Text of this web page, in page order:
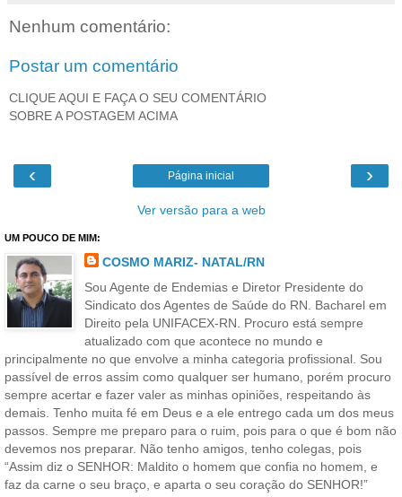
Nenhum comentário:
Postar um comentário
CLIQUE AQUI E FAÇA O SEU COMENTÁRIO
SOBRE A POSTAGEM ACIMA
‹ ›
Página inicial
Ver versão para a web
UM POUCO DE MIM:
COSMO MARIZ- NATAL/RN
Sou Agente de Endemias e Diretor Presidente do
Sindicato dos Agentes de Saúde do RN. Bacharel em
Direito pela UNIFACEX-RN. Procuro está sempre
atualizado com que acontece no mundo e
principalmente no que envolve a minha categoria profissional. Sou
passível de erros assim como qualquer ser humano, porém procuro
sempre acertar e fazer valer as minhas opiniões, respeitando às
demais. Tenho muita fé em Deus e a ele entrego cada um dos meus
passos. Sempre me preparo para o ruim, pois para o que é bom não
devemos nos preparar. Não tenho amigos, tenho colegas, pois
“Assim diz o SENHOR: Maldito o homem que confia no homem, e
faz da carne o seu braço, e aparta o seu coração do SENHOR!”